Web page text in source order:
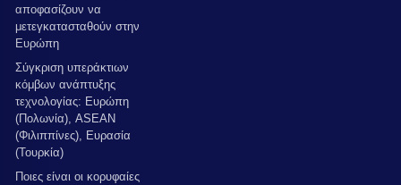
αποφασίζουν να
μετεγκατασταθούν στην
Ευρώπη
Σύγκριση υπεράκτιων
κόμβων ανάπτυξης
τεχνολογίας: Ευρώπη
(Πολωνία), ASEAN
(Φιλιππίνες), Ευρασία
(Τουρκία)
Ποιες είναι οι κορυφαίες